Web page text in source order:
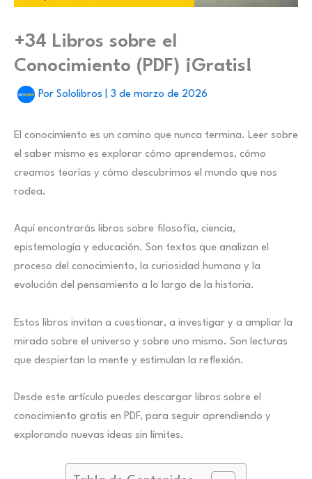
+34 Libros sobre el
Conocimiento (PDF) ¡Gratis!
Por Sololibros 3 de marzo de 2026
El conocimiento es un camino que nunca termina. Leer sobre
el saber mismo es explorar cómo aprendemos, cómo
creamos teorías y cómo descubrimos el mundo que nos
rodea.
Aquí encontrarás libros sobre filosofía, ciencia,
epistemología y educación. Son textos que analizan el
proceso del conocimiento, la curiosidad humana y la
evolución del pensamiento a lo largo de la historia.
Estos libros invitan a cuestionar, a investigar y a ampliar la
mirada sobre el universo y sobre uno mismo. Son lecturas
que despiertan la mente y estimulan la reflexión.
Desde este artículo puedes descargar libros sobre el
conocimiento gratis en PDF, para seguir aprendiendo y
explorando nuevas ideas sin límites.